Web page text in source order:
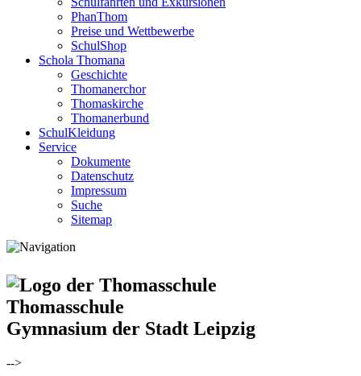
PhanThom
Preise und Wettbewerbe
SchulShop
Schola Thomana
Geschichte
Thomanerchor
Thomaskirche
Thomanerbund
SchulKleidung
Service
Dokumente
Datenschutz
Impressum
Suche
Sitemap
Thomasschule
Gymnasium der Stadt Leipzig
-->